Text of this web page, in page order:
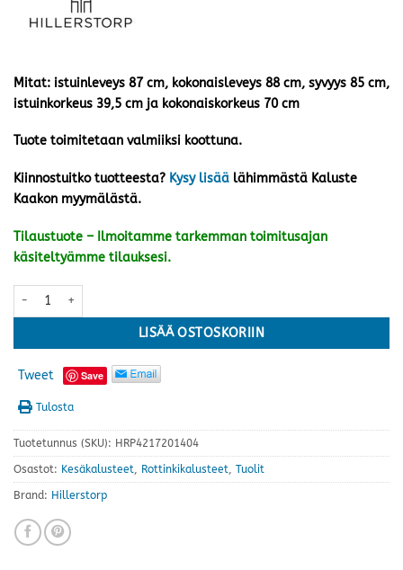
Mitat: istuinleveys 87 cm, kokonaisleveys 88 cm, syvyys 85 cm,
istuinkorkeus 39,5 cm ja kokonaiskorkeus 70 cm
Tuote toimitetaan valmiiksi koottuna.
Kiinnostuitko tuotteesta? Kysy lisää lähimmästä Kaluste
Kaakon myymälästä.
Tilaustuote – Ilmoitamme tarkemman toimitusajan
käsiteltyämme tilauksesi.
Sienna tuoli, hiekka/luonnonväri määrä
LISÄÄ OSTOSKORIIN
Tweet Save
Tulosta
Tuotetunnus (SKU): HRP4217201404
Osastot: Kesäkalusteet, Rottinkikalusteet, Tuolit
Brand: Hillerstorp